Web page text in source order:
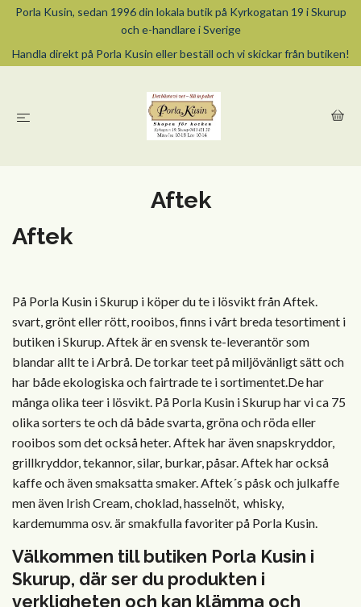
Porla Kusin, sedan 1996 din lokala butik på Kyrkogatan 19 i Skurup
och e-handlare i Sverige
Handla direkt på Porla Kusin eller beställ och vi skickar från butiken!
Aftek
Aftek
På Porla Kusin i Skurup i köper du te i lösvikt från Aftek.
svart, grönt eller rött, rooibos, finns i vårt breda tesortiment i
butiken i Skurup.Aftek är en svensk te-leverantör som
blandar allt te i Arbrå. De torkar teet på miljövänligt sätt och
har både ekologiska och fairtrade te i sortimentet.De har
många olika teer i lösvikt. På Porla Kusin i Skurup har vi ca 75
olika sorters te och då både svarta, gröna och röda eller
rooibos som det också heter. Aftek har även snapskryddor,
grillkryddor, tekannor, silar, burkar, påsar. Aftek har också
kaffe och även smaksatta smaker. Aftek´s påsk och julkaffe
men även Irish Cream, choklad, hasselnöt, whisky,
kardemumma osv. är smakfulla favoriter på Porla Kusin.
Välkommen till butiken Porla Kusin i
Skurup, där ser du produkten i
verkligheten och kan klämma och